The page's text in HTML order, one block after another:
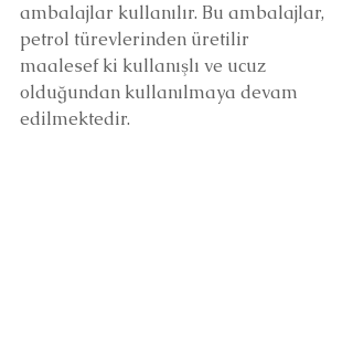
ambalajlar kullanılır. Bu ambalajlar,
petrol türevlerinden üretilir
maalesef ki kullanışlı ve ucuz
olduğundan kullanılmaya devam
edilmektedir.